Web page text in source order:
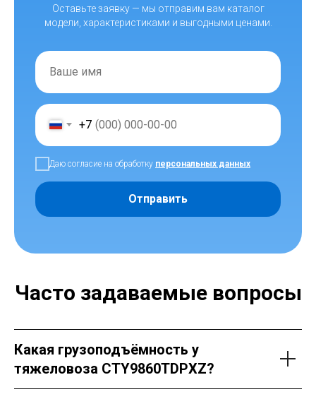
Оставьте заявку — мы отправим вам каталог
модели, характеристиками и выгодными ценами.
+7
Даю согласие на обработку персональных данных
Отправить
Часто задаваемые вопросы
Какая грузоподъёмность у
тяжеловоза CTY9860TDPXZ?